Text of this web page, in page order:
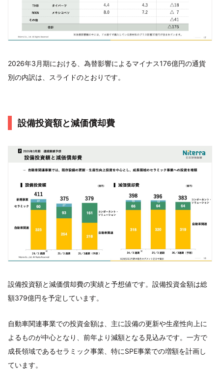
2026年3月期における、為替影響によるマイナス176億円の通貨
別の内訳は、スライドのとおりです。
設備投資額と減価償却費
設備投資額と減価償却費の実績と予想値です。設備投資金額は総
額379億円を予定しています。
自動車関連事業での投資金額は、主に設備の更新や生産性向上に
よるものが中心となり、前年より減額となる見込みです。一方で
成長領域であるセラミック事業、特にSPE事業での増額を計画し
ています。